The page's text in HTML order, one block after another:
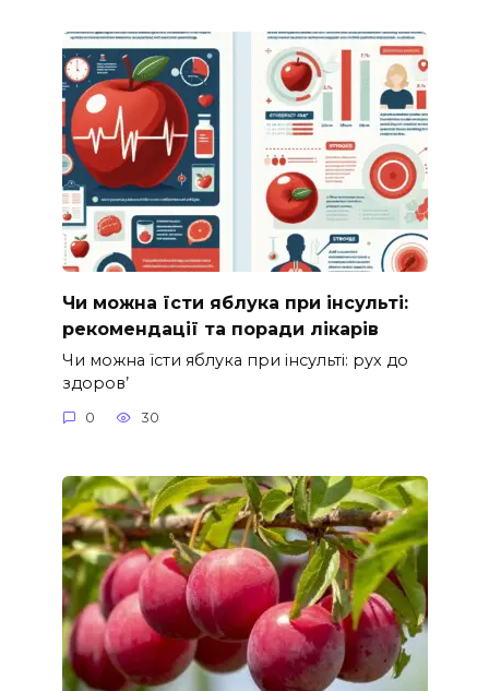
Чи можна їсти яблука при інсульті:
рекомендації та поради лікарів
Чи можна їсти яблука при інсульті: рух до
здоров’
0 30